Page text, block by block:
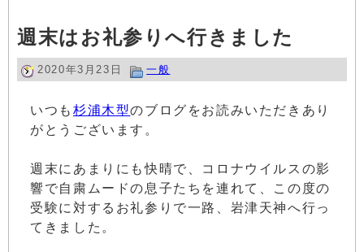
週末はお礼参りへ行きました
2020年3月23日 一般
いつも杉浦木型のブログをお読みいただきあり
がとうございます。
週末にあまりにも快晴で、コロナウイルスの影
響で自粛ムードの息子たちを連れて、この度の
受験に対するお礼参りで一路、岩津天神へ行っ
てきました。